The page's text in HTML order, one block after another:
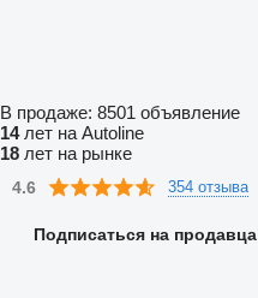
В продаже: 8501 объявление
14лет на Autoline
18 лет на рынке
4.6 354 отзыва
Подписаться на продавца